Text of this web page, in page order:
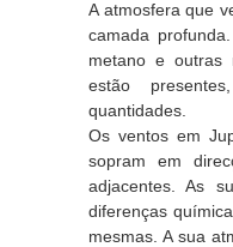
A atmosfera que
camada
metano e outras
estão
quantidades.
Os ventos em
sopram em
adjacentes. As
diferenças
mesmas. A sua